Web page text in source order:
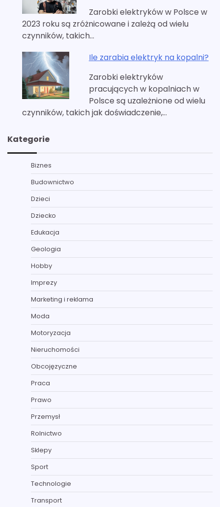
Zarobki elektryków w Polsce w
2023 roku są zróżnicowane i zależą od wielu
czynników, takich…
Ile zarabia elektryk na kopalni?
Zarobki elektryków
pracujących w kopalniach w
Polsce są uzależnione od wielu
czynników, takich jak doświadczenie,…
Kategorie
Biznes
Budownictwo
Dzieci
Dziecko
Edukacja
Geologia
Hobby
Imprezy
Marketing i reklama
Moda
Motoryzacja
Nieruchomości
Obcojęzyczne
Praca
Prawo
Przemysł
Rolnictwo
Sklepy
Sport
Technologie
Transport